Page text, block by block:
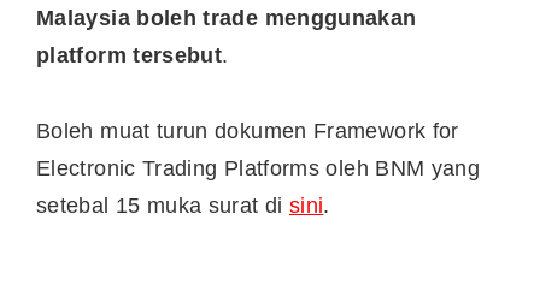
Malaysia boleh trade menggunakan
platform tersebut.
Boleh muat turun dokumen Framework for
Electronic Trading Platforms oleh BNM yang
setebal 15 muka surat di sini.